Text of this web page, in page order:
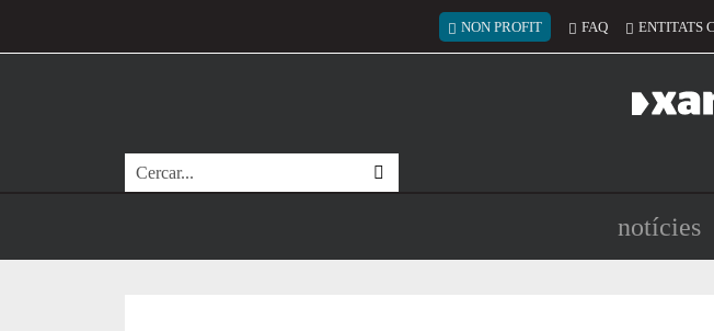
Menú del compte
NON PROFIT FAQ ENTITATS
Cerca
notícies